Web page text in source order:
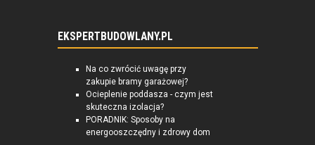
EKSPERTBUDOWLANY.PL
Na co zwrócić uwagę przy
zakupie bramy garażowej?
Ocieplenie poddasza - czym jest
skuteczna izolacja?
PORADNIK: Sposoby na
energooszczędny i zdrowy dom